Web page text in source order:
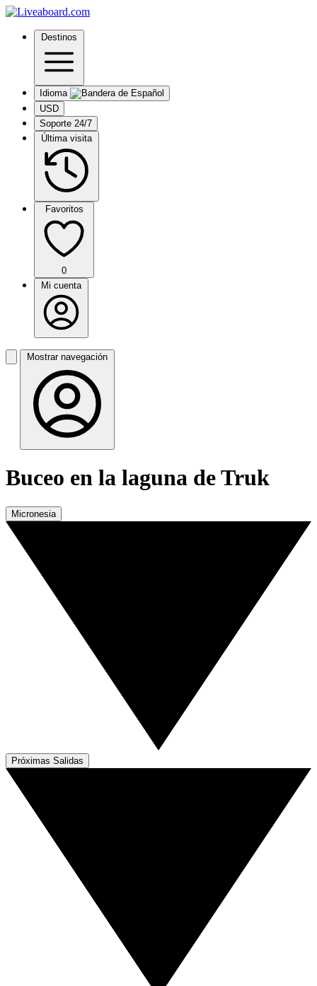
Destinos
Idioma
USD
Soporte 24/7
Última visita
Favoritos
0
Mi cuenta
Mostrar navegación
Buceo en la laguna de Truk
Micronesia
Próximas Salidas